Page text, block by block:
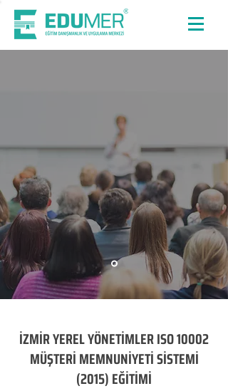
İZMİR YEREL YÖNETİMLER ISO 10002
MÜŞTERİ MEMNUNİYETİ SİSTEMİ
(2015) EĞİTİMİ